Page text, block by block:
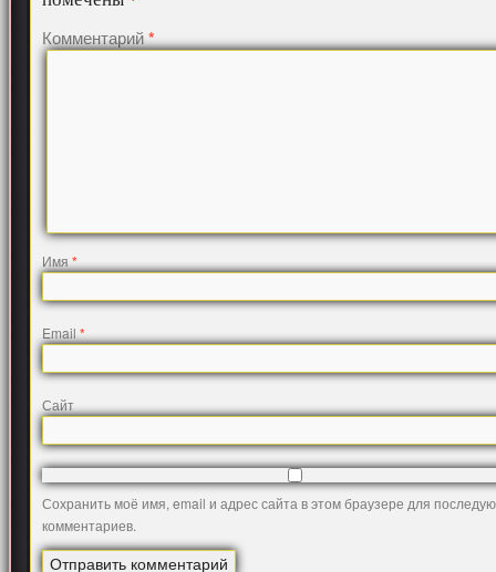
Комментарий*
Имя*
Email*
Сайт
Сохранить моё имя, email и адрес сайта в этом браузере для
комментариев.